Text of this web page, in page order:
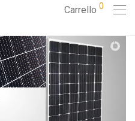
Carrello 0